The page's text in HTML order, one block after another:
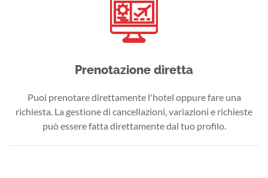
Prenotazione diretta
Puoi prenotare direttamente l'hotel oppure fare una
richiesta. La gestione di cancellazioni, variazioni e richieste
può essere fatta direttamente dal tuo profilo.